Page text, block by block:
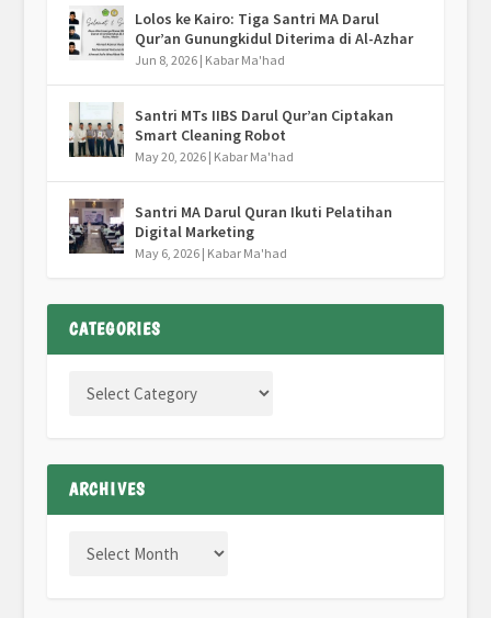
Lolos ke Kairo: Tiga Santri MA Darul
Qur’an Gunungkidul Diterima di Al-Azhar
Jun 8, 2026| Kabar Ma'had
Santri MTs IIBS Darul Qur’an Ciptakan
Smart Cleaning Robot
May 20, 2026| Kabar Ma'had
Santri MA Darul Quran Ikuti Pelatihan
Digital Marketing
May 6, 2026| Kabar Ma'had
CATEGORIES
ARCHIVES